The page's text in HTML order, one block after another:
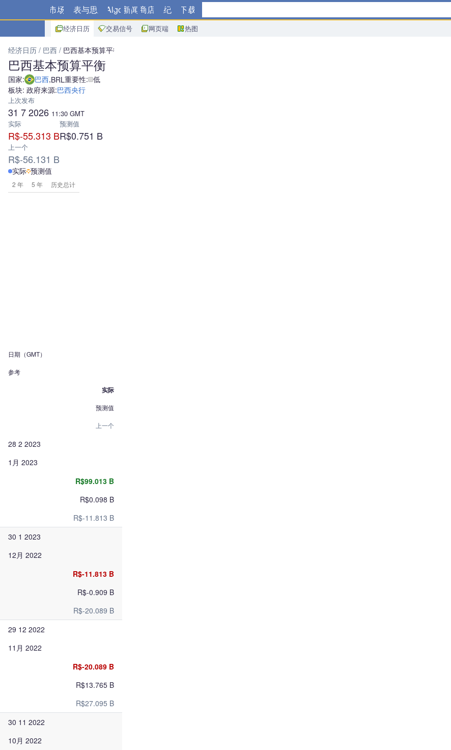
市场 图表与思路 Algo 新闻 商店 经纪商 下载
经济日历 交易信号 网页端 热图
经济日历 巴西 巴西基本预算平衡
巴西基本预算平衡
国家: 巴西,BRL重要性: 低
板块: 政府来源:巴西央行
上次发布
31 7 2026 11:30 GMT
实际
R$-55.313 B
预测值
R$0.751 B
上一个
R$-56.131 B
实际 预测值
2 年 5 年 历史总计
日期（GMT）
参考
实际
预测值
上一个
28 2 2023
1月 2023
R$99.013 B
R$0.098 B
R$-11.813 B
30 1 2023
12月 2022
R$-11.813 B
R$-0.909 B
R$-20.089 B
29 12 2022
11月 2022
R$-20.089 B
R$13.765 B
R$27.095 B
30 11 2022
10月 2022